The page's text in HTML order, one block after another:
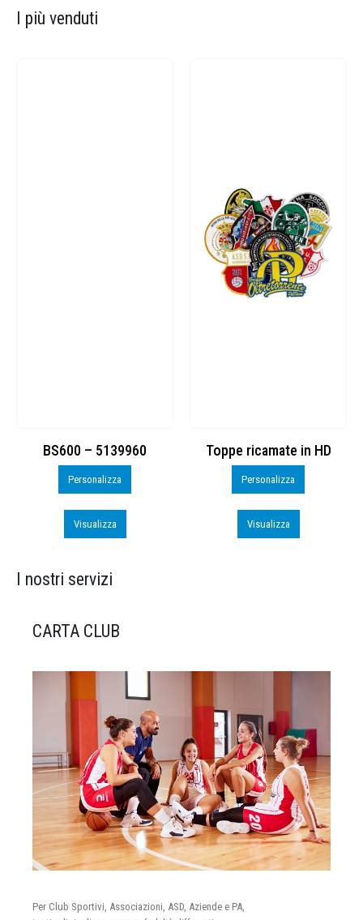
I più venduti
Toppe ricamate in HD
Personalizza
Visualizza
KIT CAMP 100 2026_perso
Personalizza
Visualizza
I nostri servizi
CARTA CLUB
Per Club Sportivi, Associazioni, ASD, Aziende e PA,